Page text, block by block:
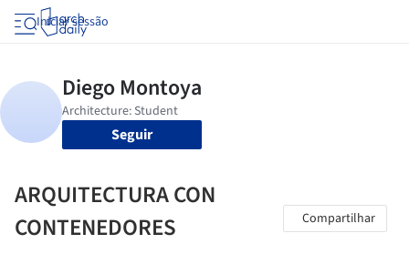
Iniciar sessão
Seguir
ARQUITECTURA CON
CONTENEDORES
Compartilhar